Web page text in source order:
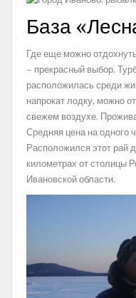
База
Где еще можно
– прекрасный выбор.
расположилась среди
напрокат лодку, можно
свежем воздухе.
Средняя цена на одного
Расположился этот рай
километрах от столицы
Ивановской области.